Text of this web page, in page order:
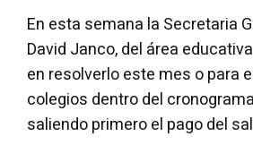
En esta semana la Secretaria
David Janco, del área
en resolverlo este mes o para
colegios dentro del
saliendo primero el pago del